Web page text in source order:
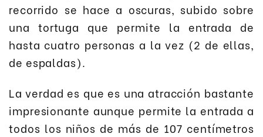
recorrido se hace a oscuras, subido sobre
una tortuga que permite la entrada de
hasta cuatro personas a la vez (2 de ellas,
de espaldas).
La verdad es que es una atracción bastante
impresionante aunque permite la entrada a
todos los niños de más de 107 centímetros